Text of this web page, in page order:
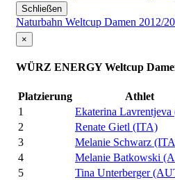
Schließen
Naturbahn Weltcup Damen 2012/
×
WÜRZ ENERGY Weltcup
Platzierung
Athlet
1
Ekaterina
2
Renate Gietl (ITA)
3
Melanie Schwarz
4
Melanie Batkowski
5
Tina Unterberger